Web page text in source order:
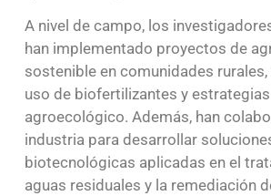
A nivel de campo, los
han implementado proyectos de
sostenible en comunidades
uso de biofertilizantes y
agroecológico. Además, han
industria para desarrollar
biotecnológicas aplicadas en el
aguas residuales y la remediación